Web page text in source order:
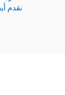
نقدم